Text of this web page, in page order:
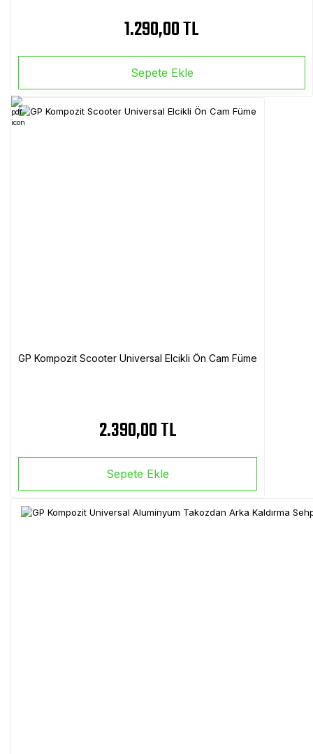
1.290,00 TL
Sepete Ekle
GP Kompozit Scooter Universal Elcikli Ön Cam Füme
2.390,00 TL
Sepete Ekle